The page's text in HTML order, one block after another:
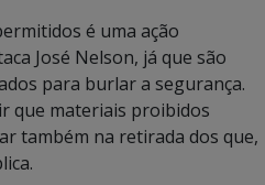
é uma ação
José Nelson, já que são
para burlar a segurança.
que materiais proibidos
também na retirada dos que,